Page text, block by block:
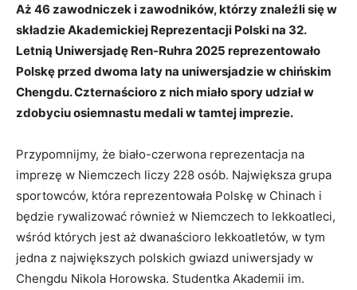
Aż 46 zawodniczek i zawodników, którzy znaleźli się w
składzie Akademickiej Reprezentacji Polski na 32.
Letnią Uniwersjadę Ren-Ruhra 2025 reprezentowało
Polskę przed dwoma laty na uniwersjadzie w chińskim
Chengdu. Czternaścioro z nich miało spory udział w
zdobyciu osiemnastu medali w tamtej imprezie.
Przypomnijmy, że biało-czerwona reprezentacja na
imprezę w Niemczech liczy 228 osób. Największa grupa
sportowców, która reprezentowała Polskę w Chinach i
będzie rywalizować również w Niemczech to lekkoatleci,
wśród których jest aż dwanaścioro lekkoatletów, w tym
jedna z największych polskich gwiazd uniwersjady w
Chengdu Nikola Horowska. Studentka Akademii im.